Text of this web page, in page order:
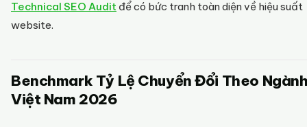
Technical SEO Audit để có bức tranh toàn diện về hiệu suất
website.
Benchmark Tỷ Lệ Chuyển Đổi Theo
Việt Nam 2026